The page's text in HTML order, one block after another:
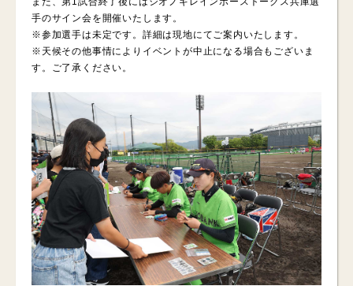
手のサイン会を開催いたします。
※参加選手は未定です。詳細は現地にてご案内いたします。
※天候その他事情によりイベントが中止になる場合もございま
す。ご了承ください。